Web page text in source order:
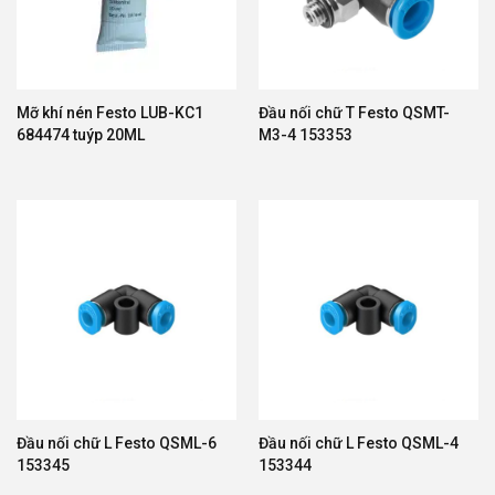
Xi Lanh Khí Nén Festo
Festo với nhiều dòng sản phẩm như:
Xi lanh dẫn hướng DFM
Ưu điểm:
Mỡ khí nén Festo LUB-KC1
684474 tuýp 20ML
Đầu nối chữ T Festo QSMT-
M3-4 153353
Đầu nối chữ L Festo QSML-6
153345
Đầu nối chữ L Festo QSML-4
153344